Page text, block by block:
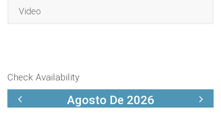
Video
Check Availability
Agosto De 2026